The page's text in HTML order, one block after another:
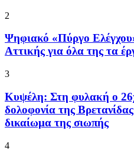
2
Ψηφιακό «Πύργο
Αττικής για όλα της τα
3
Κυψέλη: Στη φυλακή ο
δολοφονία της
δικαίωμα της σιωπής
4